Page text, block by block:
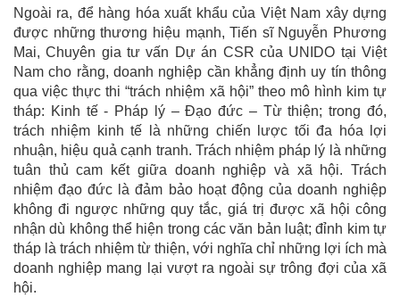
Ngoài ra, để hàng hóa xuất khẩu của Việt Nam xây dựng
được những thương hiệu mạnh, Tiến sĩ Nguyễn Phương
Mai, Chuyên gia tư vấn Dự án CSR của UNIDO tại Việt
Nam cho rằng, doanh nghiệp cần khẳng định uy tín thông
qua việc thực thi “trách nhiệm xã hội” theo mô hình kim tự
tháp: Kinh tế - Pháp lý – Đạo đức – Từ thiện; trong đó,
trách nhiệm kinh tế là những chiến lược tối đa hóa lợi
nhuận, hiệu quả cạnh tranh. Trách nhiệm pháp lý là những
tuân thủ cam kết giữa doanh nghiệp và xã hội. Trách
nhiệm đạo đức là đảm bảo hoạt động của doanh nghiệp
không đi ngược những quy tắc, giá trị được xã hội công
nhận dù không thể hiện trong các văn bản luật; đỉnh kim tự
tháp là trách nhiệm từ thiện, với nghĩa chỉ những lợi ích mà
doanh nghiệp mang lại vượt ra ngoài sự trông đợi của xã
hội.